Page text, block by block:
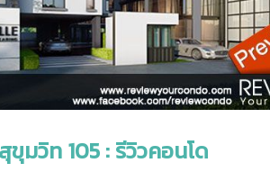
มวิท 105 : รีวิวคอนโด